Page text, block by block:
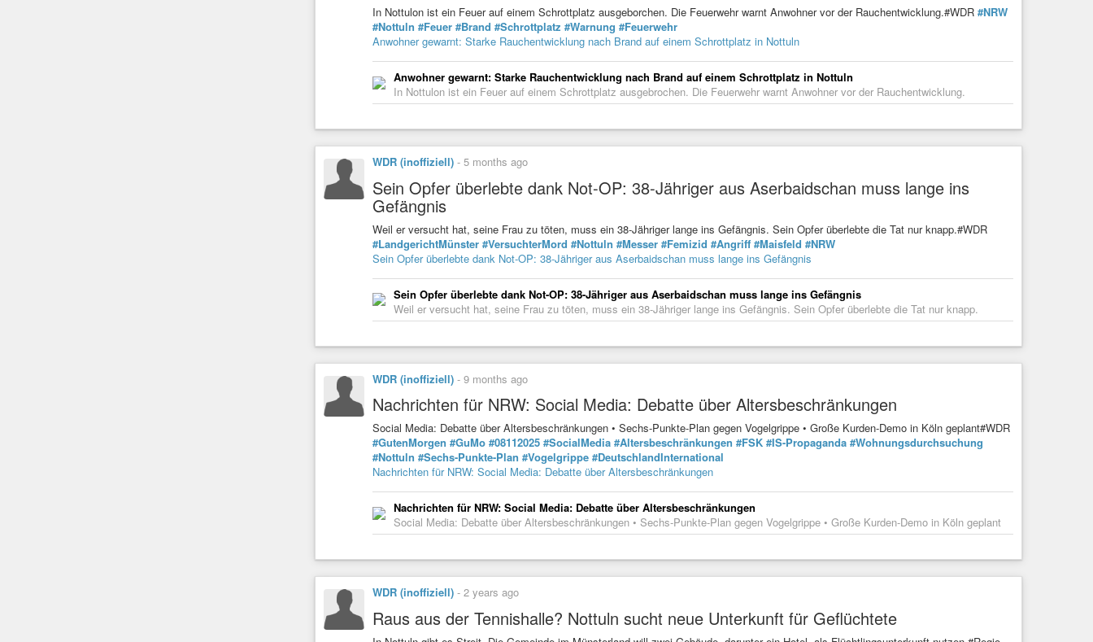
In Nottulon ist ein Feuer auf einem Schrottplatz ausgeborchen. Die Feuerwehr warnt Anwohner vor der Rauchentwicklung.#WDR #NRW
#Nottuln #Feuer #Brand #Schrottplatz #Warnung #Feuerwehr
Anwohner gewarnt: Starke Rauchentwicklung nach Brand auf einem Schrottplatz in Nottuln
Anwohner gewarnt: Starke Rauchentwicklung nach Brand auf einem Schrottplatz in Nottuln
In Nottulon ist ein Feuer auf einem Schrottplatz ausgebrochen. Die Feuerwehr warnt Anwohner vor der Rauchentwicklung.
WDR (inoffiziell) - 5 months ago
Sein Opfer überlebte dank Not-OP: 38-Jähriger aus Aserbaidschan muss lange ins
Gefängnis
Weil er versucht hat, seine Frau zu töten, muss ein 38-Jähriger lange ins Gefängnis. Sein Opfer überlebte die Tat nur knapp.#WDR
#LandgerichtMünster #VersuchterMord #Nottuln #Messer #Femizid #Angriff #Maisfeld #NRW
Sein Opfer überlebte dank Not-OP: 38-Jähriger aus Aserbaidschan muss lange ins Gefängnis
Sein Opfer überlebte dank Not-OP: 38-Jähriger aus Aserbaidschan muss lange ins Gefängnis
Weil er versucht hat, seine Frau zu töten, muss ein 38-Jähriger lange ins Gefängnis. Sein Opfer überlebte die Tat nur knapp.
WDR (inoffiziell) - 9 months ago
Nachrichten für NRW: Social Media: Debatte über Altersbeschränkungen
Social Media: Debatte über Altersbeschränkungen • Sechs-Punkte-Plan gegen Vogelgrippe • Große Kurden-Demo in Köln geplant#WDR
#GutenMorgen #GuMo #08112025 #SocialMedia #Altersbeschränkungen #FSK #IS-Propaganda #Wohnungsdurchsuchung
#Nottuln #Sechs-Punkte-Plan #Vogelgrippe #DeutschlandInternational
Nachrichten für NRW: Social Media: Debatte über Altersbeschränkungen
Nachrichten für NRW: Social Media: Debatte über Altersbeschränkungen
Social Media: Debatte über Altersbeschränkungen • Sechs-Punkte-Plan gegen Vogelgrippe • Große Kurden-Demo in Köln geplant
WDR (inoffiziell) - 2 years ago
Raus aus der Tennishalle? Nottuln sucht neue Unterkunft für Geflüchtete